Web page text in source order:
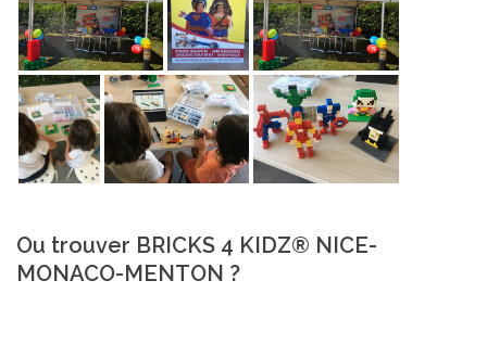
Ou trouver BRICKS 4 KIDZ® NICE-
MONACO-MENTON ?